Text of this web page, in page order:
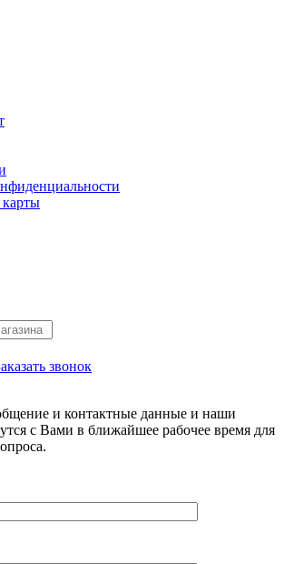
звонок
и контактные данные и наши
с Вами в ближайшее рабочее время для